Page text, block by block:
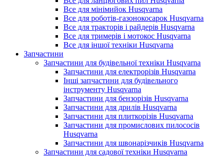
Все для мінімийок Husqvarna
Все для роботів-газонокосарок Husqvarna
Все для тракторів і райдерів Husqvarna
Все для тримерів і мотокос Husqvarna
Все для іншої техніки Husqvarna
Запчастини
Запчастини для будівельної техніки Husqvarna
Запчастини для електрорізів Husqvarna
Інші запчастини для будівельного
інструменту Husqvarna
Запчастини для бензорізів Husqvarna
Запчастини для дрилів Husqvarna
Запчастини для плиткорізів Husqvarna
Запчастини для промислових пилососів
Husqvarna
Запчастини для швонарізчиків Husqvarna
Запчастини для садової техніки Husqvarna